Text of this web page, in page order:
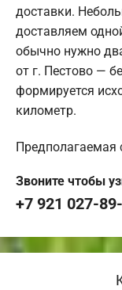
доставки.
доставляем
обычно нужно
от г. Пестово —
формируется
километр.
Предполагаемая
Звоните чтобы
+7 921 027-